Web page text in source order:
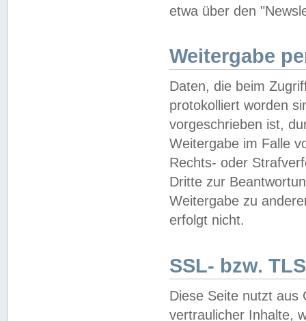
etwa über den
Weitergabe
Daten, die beim
protokolliert worden
vorgeschrieben ist,
Weitergabe im Falle
Rechts- oder
Dritte zur
Weitergabe zu
erfolgt nicht.
SSL- bzw.
Diese Seite nutzt aus
vertraulicher Inhalte,